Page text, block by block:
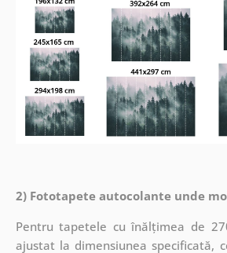
2) Fototapete autocolante unde
Pentru tapetele cu înălțimea de
ajustat la dimensiunea specificată,